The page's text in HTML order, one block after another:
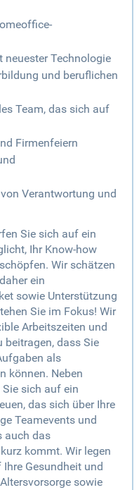
Technologie
und beruflichen
Team, das sich auf
Firmenfeiern
Verantwortung und
Sie sich auf ein
Ihr Know-how
Wir schätzen
ein
sowie Unterstützung
Sie im Fokus! Wir
Arbeitszeiten und
dass Sie
als
können. Neben
sich auf ein
das sich über Ihre
Teamevents und
auch das
kommt. Wir legen
Gesundheit und
sowie